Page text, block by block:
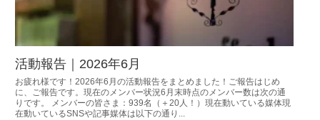
活動報告｜2026年6月
お疲れ様です！2026年6月の活動報告をまとめました！ご報告はじめ
に、ご報告です。現在のメンバー状況6月末時点のメンバー数は次の通
りです。 メンバーの皆さま：939名（＋20人！）現在動いている媒体現
在動いているSNSや記事媒体は以下の通り...